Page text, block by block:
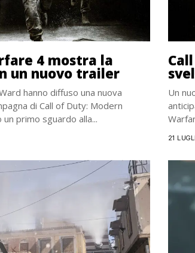
4 mostra la
un nuovo trailer
hanno diffuso una nuova
di Call of Duty: Modern
primo sguardo alla...
Un
21